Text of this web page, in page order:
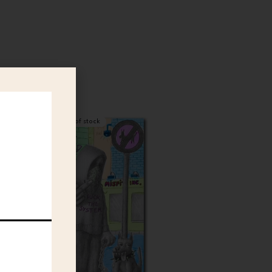
Out of stock